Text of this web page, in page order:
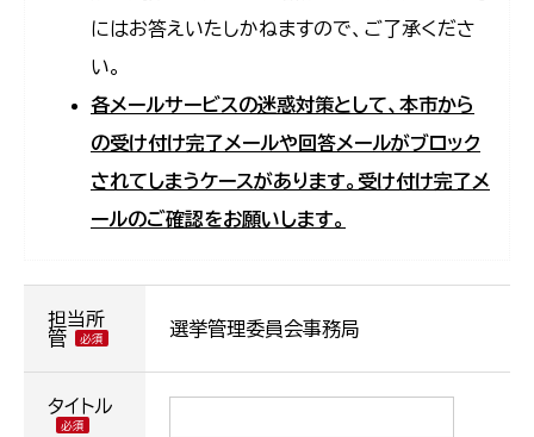
にはお答えいたしかねますので、ご了承くださ
い。
各メールサービスの迷惑対策として、本市から
の受け付け完了メールや回答メールがブロック
されてしまうケースがあります。受け付け完了メ
ールのご確認をお願いします。
担当所
管
選挙管理委員会事務局
タイトル